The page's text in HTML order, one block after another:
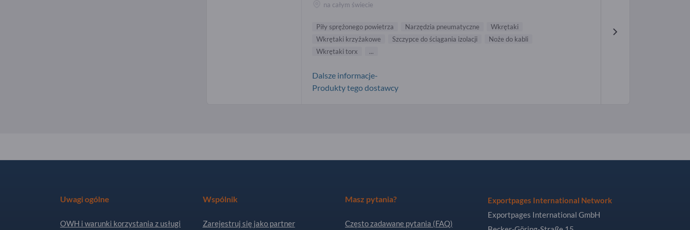
na całym świecie
Piły sprężonego powietrza Narzędzia pneumatyczne
Wkrętaki
Wkrętaki krzyżakowe
Szczypce do ściągania izolacji
Noże do kabli
Wkrętaki torx
...
Dalsze informacje-
Produkty tego dostawcy
Uwagi ogólne
OWH i warunki korzystania z usługi
Wspólnik
Zarejestruj się jako partner
Masz pytania?
Często zadawane pytania (FAQ)
Exportpages International Network
Exportpages International GmbH